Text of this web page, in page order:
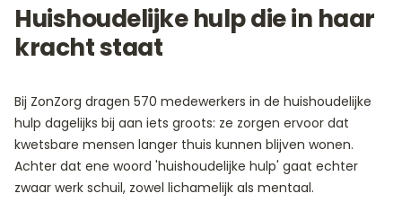
Huishoudelijke hulp die in haar
kracht staat
Bij ZonZorg dragen 570 medewerkers in de huishoudelijke
hulp dagelijks bij aan iets groots: ze zorgen ervoor dat
kwetsbare mensen langer thuis kunnen blijven wonen.
Achter dat ene woord 'huishoudelijke hulp' gaat echter
zwaar werk schuil, zowel lichamelijk als mentaal.